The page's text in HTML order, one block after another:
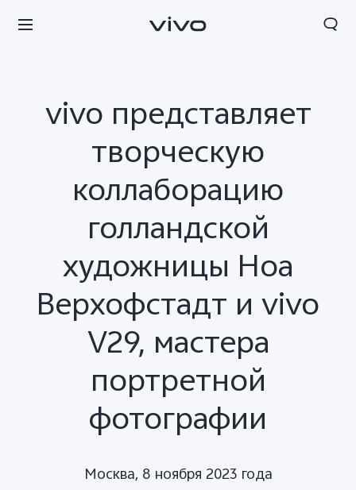
Беларусь | Выберите страну/регион
vivo представляет
творческую
коллаборацию
голландской
художницы Ноа
Верхофстадт и vivo
V29, мастера
портретной
фотографии
Москва, 8 ноября 2023 года